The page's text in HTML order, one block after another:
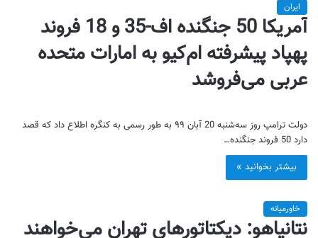
ایران
آمریکا 50 جنگنده اف-35 و 18 فروند
پهپاد پیشرفته ام‌کیو به امارات متحده
عربی می‌فروشد
دولت ترامپ روز سه‌شنبه 20 آبان ۹۹ به طور رسمی به کنگره اطلاع داد که قصد
دارد 50 فروند جنگنده…
بیشتر بخوانید »
خاورمیانه
نتانیاهو: دیکتاتورهای تهران می‌خواهند